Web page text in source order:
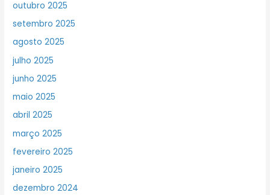
outubro 2025
setembro 2025
agosto 2025
julho 2025
junho 2025
maio 2025
abril 2025
março 2025
fevereiro 2025
janeiro 2025
dezembro 2024